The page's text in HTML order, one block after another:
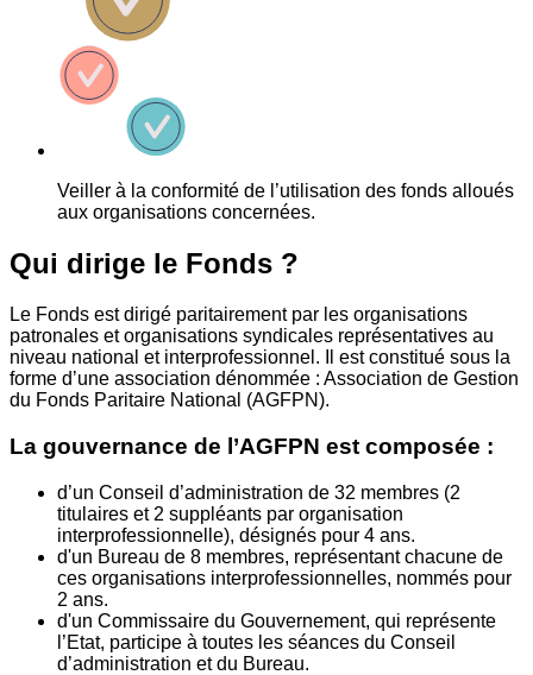
Veiller à la conformité de l’utilisation des fonds alloués
aux organisations concernées.
Qui dirige le Fonds ?
Le Fonds est dirigé paritairement par les organisations
patronales et organisations syndicales représentatives au
niveau national et interprofessionnel. Il est constitué sous la
forme d’une association dénommée : Association de Gestion
du Fonds Paritaire National (AGFPN).
La gouvernance de l’AGFPN est composée :
d’un Conseil d’administration de 32 membres (2
titulaires et 2 suppléants par organisation
interprofessionnelle), désignés pour 4 ans.
d'un Bureau de 8 membres, représentant chacune de
ces organisations interprofessionnelles, nommés pour
2 ans.
d'un Commissaire du Gouvernement, qui représente
l’Etat, participe à toutes les séances du Conseil
d’administration et du Bureau.